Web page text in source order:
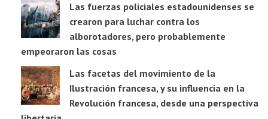
Las fuerzas policiales estadounidenses se
crearon para luchar contra los
alborotadores, pero probablemente
empeoraron las cosas
Las facetas del movimiento de la
Ilustración francesa, y su influencia en la
Revolución francesa, desde una perspectiva